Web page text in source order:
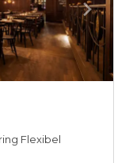
Flexibel